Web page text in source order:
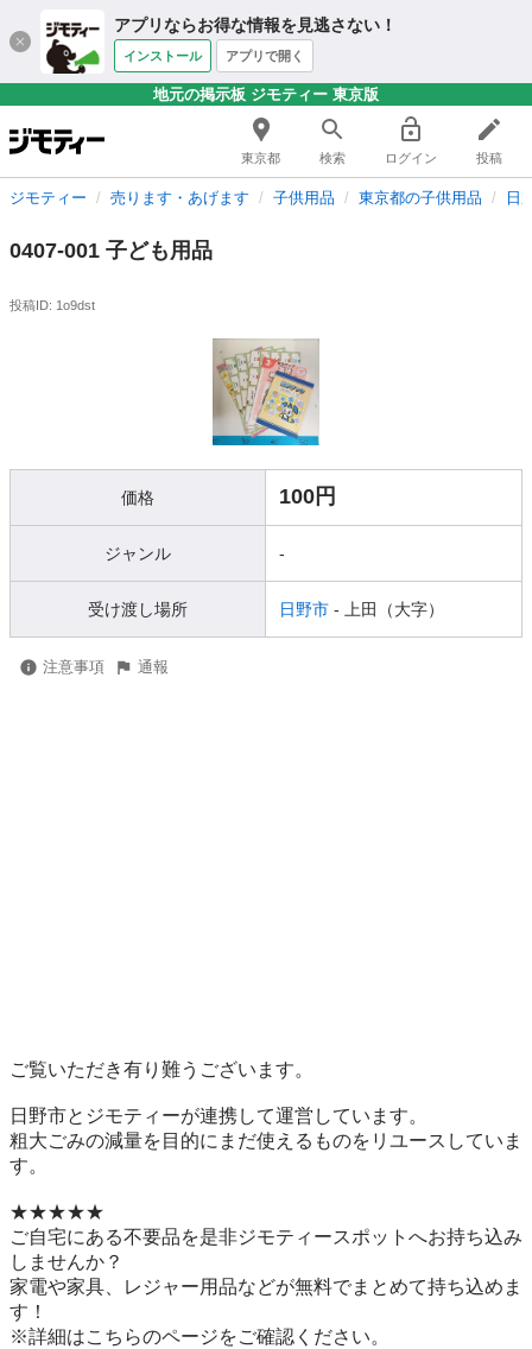
アプリならお得な情報を見逃さない！
インストール アプリで開く
地元の掲示板 ジモティー 東京版
東京都 検索 ログイン 投稿
ジモティー 売ります・あげます 子供用品 東京都の子供用品 日
0407-001 子ども用品
投稿ID: 1o9dst
価格 100円
ジャンル -
受け渡し場所 日野市 - 上田（大字）
注意事項 通報
ご覧いただき有り難うございます。
日野市とジモティーが連携して運営しています。
粗⼤ごみの減量を⽬的にまだ使えるものをリユースしていま
す。
★★★★★
ご自宅にある不要品を是非ジモティースポットへお持ち込み
しませんか？
家電や家具、レジャー用品などが無料でまとめて持ち込めま
す！